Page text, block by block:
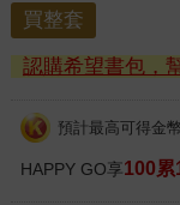
買整套
認購希望書包，
預計最高可得金幣
HAPPY GO享100累